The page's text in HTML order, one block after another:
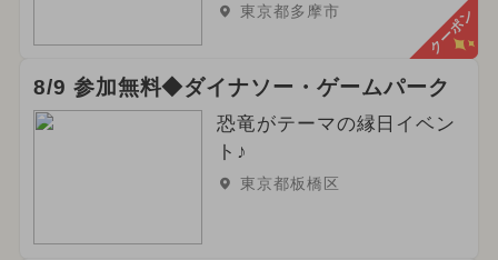
東京都多摩市 クーポン
8/9 参加無料◆ダイナソー・ゲームパーク
恐竜がテーマの縁日イベン
ト♪
東京都板橋区